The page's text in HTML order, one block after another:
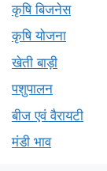
कृषि बिजनेस
कृषि योजना
खेती बाड़ी
पशुपालन
बीज एवं वैरायटी
मंडी भाव